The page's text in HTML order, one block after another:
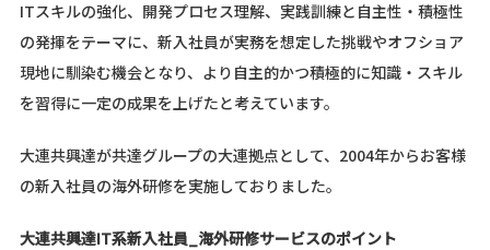
ITスキルの強化、開発プロセス理解、実践訓練と自主性・積極性
の発揮をテーマに、新入社員が実務を想定した挑戦やオフショア
現地に馴染む機会となり、より自主的かつ積極的に知識・スキル
を習得に一定の成果を上げたと考えています。
大連共興達が共達グループの大連拠点として、2004年からお客様
の新入社員の海外研修を実施しておりました。
大連共興達IT系新入社員_海外研修サービスのポイント